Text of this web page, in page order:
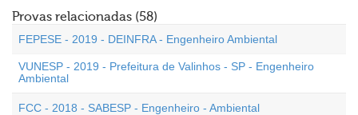
Provas relacionadas (58)
FEPESE - 2019 - DEINFRA - Engenheiro Ambiental
VUNESP - 2019 - Prefeitura de Valinhos - SP - Engenheiro
Ambiental
FCC - 2018 - SABESP - Engenheiro - Ambiental